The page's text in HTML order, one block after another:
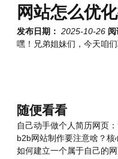
网站怎么优
发布日期： 2025-10-26 阅
嘿！兄弟姐妹们，今天咱
随便看看
自己动手做个人简历网页
b2b网站制作要注意啥？
如何建立一个属于自己的